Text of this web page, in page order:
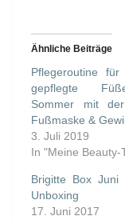
Ähnliche Beiträge
Pflegeroutine für
gepflegte
Sommer mit
Fußmaske &
3. Juli 2019
In "Meine Beauty-
Brigitte Box Juni
Unboxing
17. Juni 2017